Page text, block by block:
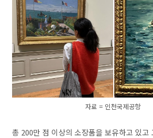
자료 = 인천국제공항
총 200만 점 이상의 소장품을 보유하고 있고